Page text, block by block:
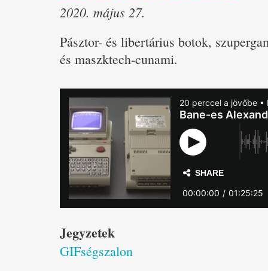
2020. május 27.
Pásztor- és libertárius botok,
és maszktech-cunami.
Jegyzetek
GIFségszalon